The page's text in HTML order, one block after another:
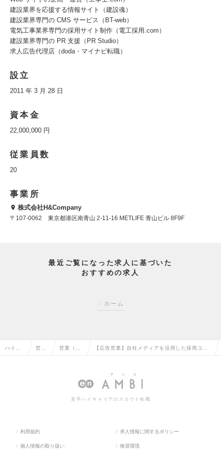
建設業界を応援する情報サイト（建設魂）
建設業界専門の CMS サービス（BT-web）
電気工事業界専門の採用サイト制作（電工採用.com）
建設業界専門の PR 支援（PR Studio）
求人広告代理店（doda・マイナビ転職）
設立
2011 年 3 月 28 日
資本金
22,000,000 円
従業員数
20
事業所
株式会社H&Company
〒107-0062 東京都港区南青山 2-11-16 METLIFE 青山ビル 8F9F
最近ご覧になった求人に基づいた
おすすめの求人
ホーム
ハイク 営業 営業（法 【広告営業】自社メディアを活用した採用コン
界未経験OKの求人情報
若手ハイキャリアのスカウト転職
利用規約 求人情報に関するポリシー
個人情報の取り扱い 推奨環境